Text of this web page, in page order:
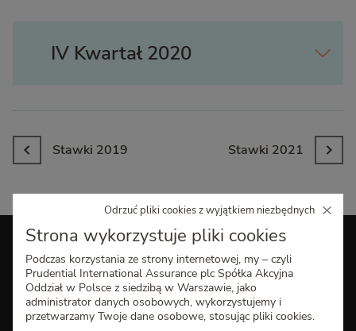
IV Kwartał 2020
Stawki 2019 Stawki 2021
Kontakt
Dla Konsultantów
Strona wykorzystuje pliki cookies
Podczas korzystania ze strony internetowej, my – czyli
Prudential International Assurance plc Spółka Akcyjna
Oddział w Polsce z siedzibą w Warszawie, jako
administrator danych osobowych, wykorzystujemy i
przetwarzamy Twoje dane osobowe, stosując pliki cookies.
Odrzuć pliki cookies z wyjątkiem niezbędnych